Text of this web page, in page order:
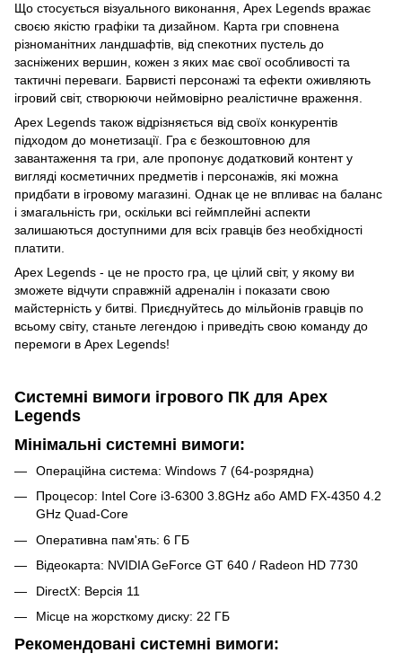
Що стосується візуального виконання, Apex Legends вражає
своєю якістю графіки та дизайном. Карта гри сповнена
різноманітних ландшафтів, від спекотних пустель до
засніжених вершин, кожен з яких має свої особливості та
тактичні переваги. Барвисті персонажі та ефекти оживляють
ігровий світ, створюючи неймовірно реалістичне враження.
Apex Legends також відрізняється від своїх конкурентів
підходом до монетизації. Гра є безкоштовною для
завантаження та гри, але пропонує додатковий контент у
вигляді косметичних предметів і персонажів, які можна
придбати в ігровому магазині. Однак це не впливає на баланс
і змагальність гри, оскільки всі геймплейні аспекти
залишаються доступними для всіх гравців без необхідності
платити.
Apex Legends - це не просто гра, це цілий світ, у якому ви
зможете відчути справжній адреналін і показати свою
майстерність у битві. Приєднуйтесь до мільйонів гравців по
всьому світу, станьте легендою і приведіть свою команду до
перемоги в Apex Legends!
Системні вимоги ігрового ПК для Apex
Legends
Мінімальні системні вимоги:
Операційна система: Windows 7 (64-розрядна)
Процесор: Intel Core i3-6300 3.8GHz або AMD FX-4350 4.2
GHz Quad-Core
Оперативна пам'ять: 6 ГБ
Відеокарта: NVIDIA GeForce GT 640 / Radeon HD 7730
DirectX: Версія 11
Місце на жорсткому диску: 22 ГБ
Рекомендовані системні вимоги: